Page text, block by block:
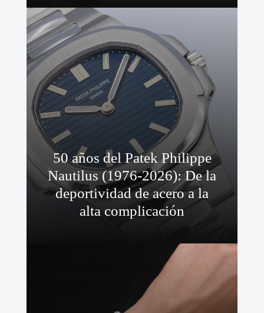
50 años del Patek Philippe
Nautilus (1976-2026): De la
deportividad de acero a la
alta complicación